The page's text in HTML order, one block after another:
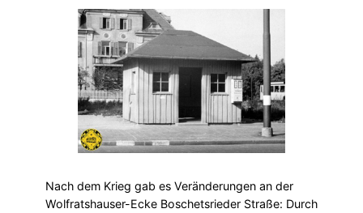
Nach dem Krieg gab es Veränderungen an der
Wolfratshauser-Ecke Boschetsrieder Straße: Durch